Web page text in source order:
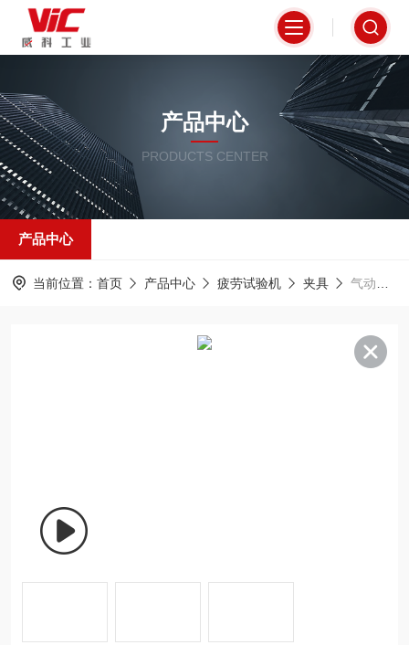
产品中心
PRODUCTS CENTER
产品中心
当前位置： 首页 产品中心 疲劳试验机 夹具 气动拉扭疲劳夹具